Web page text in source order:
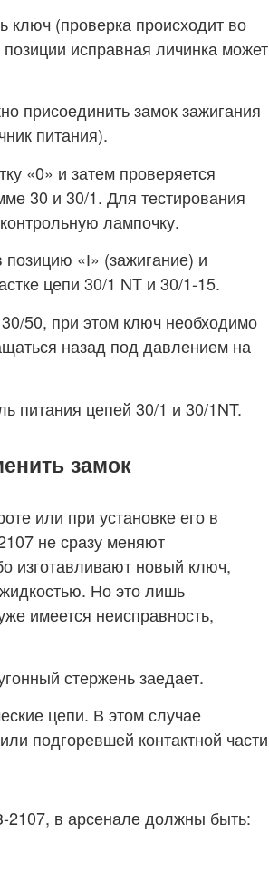
ключ (проверка происходит во
исправная личинка может
присоединить замок зажигания
питания).
«0» и затем проверяется
30 и 30/1. Для тестирования
лампочку.
«І» (зажигание) и
цепи 30/1 NT и 30/1-15.
50, при этом ключ необходимо
назад под давлением на
питания цепей 30/1 и 30/1NT.
замок
или при установке его в
не сразу меняют
изготавливают новый ключ,
Но это лишь
имеется неисправность,
стержень заедает.
цепи. В этом случае
подгоревшей контактной части
2107, в арсенале должны быть: